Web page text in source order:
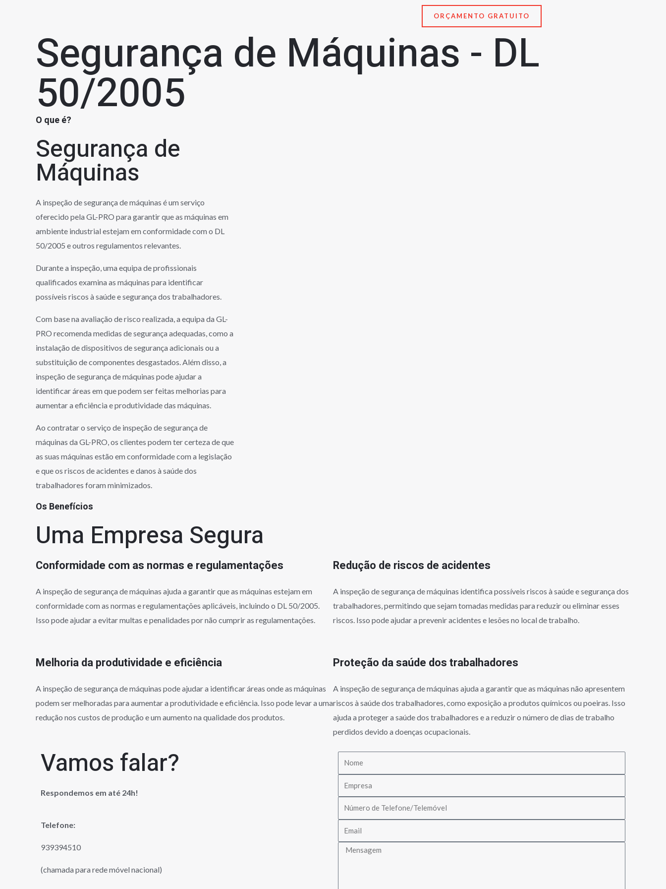
ORÇAMENTO GRATUITO
Segurança de Máquinas - DL
50/2005
O que é?
Segurança de
Máquinas
A inspeção de segurança de máquinas é um serviço
oferecido pela GL-PRO para garantir que as máquinas em
ambiente industrial estejam em conformidade com o DL
50/2005 e outros regulamentos relevantes.
Durante a inspeção, uma equipa de profissionais
qualificados examina as máquinas para identificar
possíveis riscos à saúde e segurança dos trabalhadores.
Com base na avaliação de risco realizada, a equipa da GL-
PRO recomenda medidas de segurança adequadas, como a
instalação de dispositivos de segurança adicionais ou a
substituição de componentes desgastados. Além disso, a
inspeção de segurança de máquinas pode ajudar a
identificar áreas em que podem ser feitas melhorias para
aumentar a eficiência e produtividade das máquinas.
Ao contratar o serviço de inspeção de segurança de
máquinas da GL-PRO, os clientes podem ter certeza de que
as suas máquinas estão em conformidade com a legislação
e que os riscos de acidentes e danos à saúde dos
trabalhadores foram minimizados.
Os Benefícios
Uma Empresa Segura
Conformidade com as normas e regulamentações
A inspeção de segurança de máquinas ajuda a garantir que as máquinas estejam em
conformidade com as normas e regulamentações aplicáveis, incluindo o DL 50/2005.
Isso pode ajudar a evitar multas e penalidades por não cumprir as regulamentações.
Melhoria da produtividade e eficiência
A inspeção de segurança de máquinas pode ajudar a identificar áreas onde as máquinas
podem ser melhoradas para aumentar a produtividade e eficiência. Isso pode levar a uma
redução nos custos de produção e um aumento na qualidade dos produtos.
Redução de riscos de acidentes
A inspeção de segurança de máquinas identifica possíveis riscos à saúde e segurança dos
trabalhadores, permitindo que sejam tomadas medidas para reduzir ou eliminar esses
riscos. Isso pode ajudar a prevenir acidentes e lesões no local de trabalho.
Proteção da saúde dos trabalhadores
A inspeção de segurança de máquinas ajuda a garantir que as máquinas não apresentem
riscos à saúde dos trabalhadores, como exposição a produtos químicos ou poeiras. Isso
ajuda a proteger a saúde dos trabalhadores e a reduzir o número de dias de trabalho
perdidos devido a doenças ocupacionais.
Vamos falar?
Respondemos em até 24h!
Telefone:
939394510
(chamada para rede móvel nacional)